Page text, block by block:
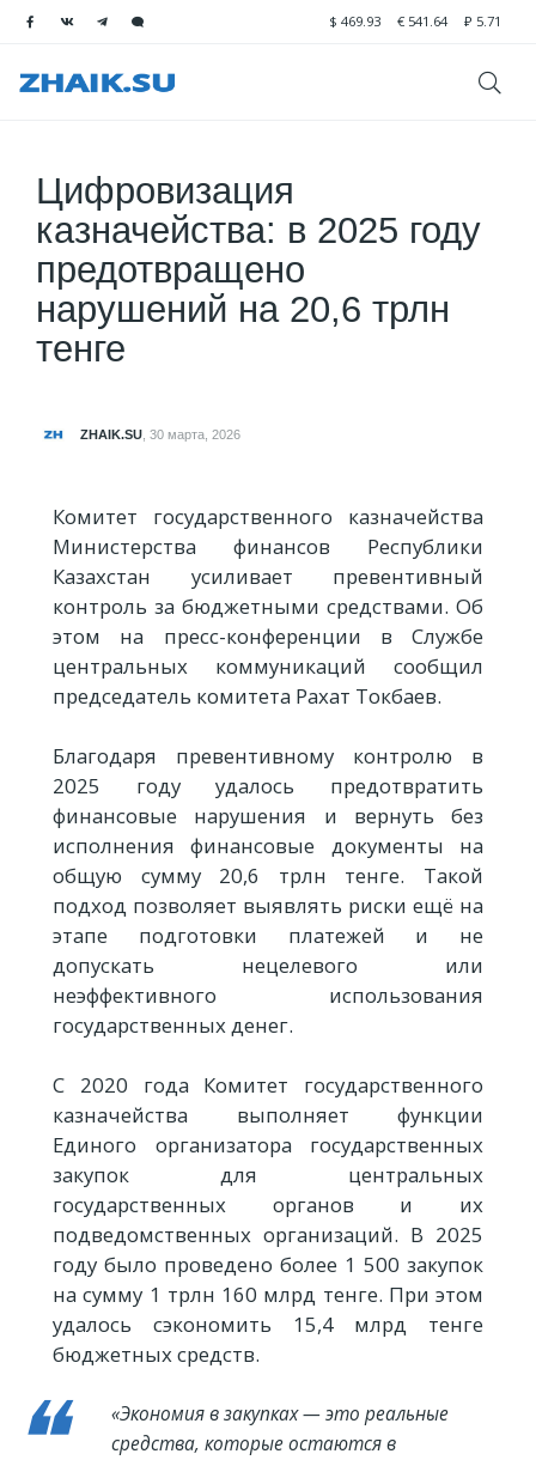
$ 469.93 € 541.64 ₽ 5.71
Цифровизация
казначейства: в 2025 году
предотвращено
нарушений на 20,6 трлн
тенге
ZHAIK.SU 30 марта, 2026
Комитет государственного казначейства
Министерства финансов Республики
Казахстан усиливает превентивный
контроль за бюджетными средствами. Об
этом на пресс-конференции в Службе
центральных коммуникаций сообщил
председатель комитета Рахат Токбаев.
Благодаря превентивному контролю в
2025 году удалось предотвратить
финансовые нарушения и вернуть без
исполнения финансовые документы на
общую сумму 20,6 трлн тенге. Такой
подход позволяет выявлять риски ещё на
этапе подготовки платежей и не
допускать нецелевого или
неэффективного использования
государственных денег.
С 2020 года Комитет государственного
казначейства выполняет функции
Единого организатора государственных
закупок для центральных
государственных органов и их
подведомственных организаций. В 2025
году было проведено более 1 500 закупок
на сумму 1 трлн 160 млрд тенге. При этом
удалось сэкономить 15,4 млрд тенге
бюджетных средств.
«Экономия в закупках — это реальные
средства, которые остаются в